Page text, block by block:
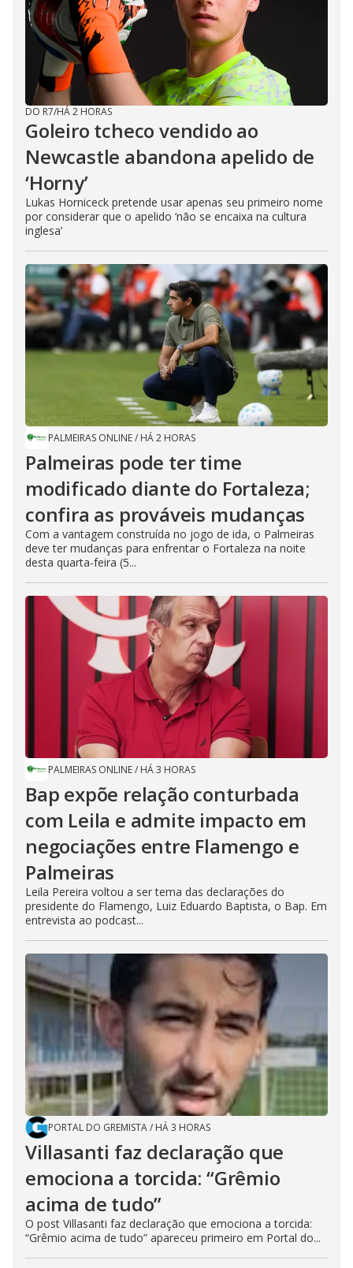
DO R7/HÁ 2 HORAS
Goleiro tcheco vendido ao
Newcastle abandona apelido de
‘Horny’
Lukas Horniceck pretende usar apenas seu primeiro nome
por considerar que o apelido ‘não se encaixa na cultura
inglesa’
PALMEIRAS ONLINE/ HÁ 2 HORAS
Palmeiras pode ter time
modificado diante do Fortaleza;
confira as prováveis mudanças
Com a vantagem construída no jogo de ida, o Palmeiras
deve ter mudanças para enfrentar o Fortaleza na noite
desta quarta-feira (5...
PALMEIRAS ONLINE/ HÁ 3 HORAS
Bap expõe relação conturbada
com Leila e admite impacto em
negociações entre Flamengo e
Palmeiras
Leila Pereira voltou a ser tema das declarações do
presidente do Flamengo, Luiz Eduardo Baptista, o Bap. Em
entrevista ao podcast...
PORTAL DO GREMISTA/ HÁ 3 HORAS
Villasanti faz declaração que
emociona a torcida: “Grêmio
acima de tudo”
O post Villasanti faz declaração que emociona a torcida:
“Grêmio acima de tudo” apareceu primeiro em Portal do...